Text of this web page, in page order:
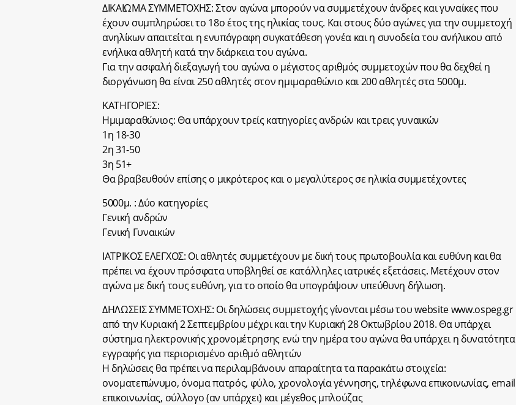
ΔΙΚΑΙΩΜΑ ΣΥΜΜΕΤΟΧΗΣ: Στον αγώνα μπορούν να συμμετέχουν άνδρες και γυναίκες που
έχουν συμπληρώσει το 18ο έτος της ηλικίας τους. Και στους δύο αγώνες για την συμμετοχή
ανηλίκων απαιτείται η ενυπόγραφη συγκατάθεση γονέα και η συνοδεία του ανήλικου από
ενήλικα αθλητή κατά την διάρκεια του αγώνα.
Για την ασφαλή διεξαγωγή του αγώνα ο μέγιστος αριθμός συμμετοχών που θα δεχθεί η
διοργάνωση θα είναι 250 αθλητές στον ημιμαραθώνιο και 200 αθλητές στα 5000μ.
ΚΑΤΗΓΟΡΙΕΣ:
Ημιμαραθώνιος: Θα υπάρχουν τρείς κατηγορίες ανδρών και τρεις γυναικών
1η 18-30
2η 31-50
3η 51+
Θα βραβευθούν επίσης ο μικρότερος και ο μεγαλύτερος σε ηλικία συμμετέχοντες
5000μ. : Δύο κατηγορίες
Γενική ανδρών
Γενική Γυναικών
ΙΑΤΡΙΚΟΣ ΕΛΕΓΧΟΣ: Οι αθλητές συμμετέχουν με δική τους πρωτοβουλία και ευθύνη και θα
πρέπει να έχουν πρόσφατα υποβληθεί σε κατάλληλες ιατρικές εξετάσεις. Μετέχουν στον
αγώνα με δική τους ευθύνη, για το οποίο θα υπογράψουν υπεύθυνη δήλωση.
ΔΗΛΩΣΕΙΣ ΣΥΜΜΕΤΟΧΗΣ: Οι δηλώσεις συμμετοχής γίνονται μέσω του website www.ospeg.gr
από την Κυριακή 2 Σεπτεμβρίου μέχρι και την Κυριακή 28 Οκτωβρίου 2018. Θα υπάρχει
σύστημα ηλεκτρονικής χρονομέτρησης ενώ την ημέρα του αγώνα θα υπάρχει η δυνατότητα
εγγραφής για περιορισμένο αριθμό αθλητών
Η δηλώσεις θα πρέπει να περιλαμβάνουν απαραίτητα τα παρακάτω στοιχεία:
ονοματεπώνυμο, όνομα πατρός, φύλο, χρονολογία γέννησης, τηλέφωνα επικοινωνίας, email
επικοινωνίας, σύλλογο (αν υπάρχει) και μέγεθος μπλούζας